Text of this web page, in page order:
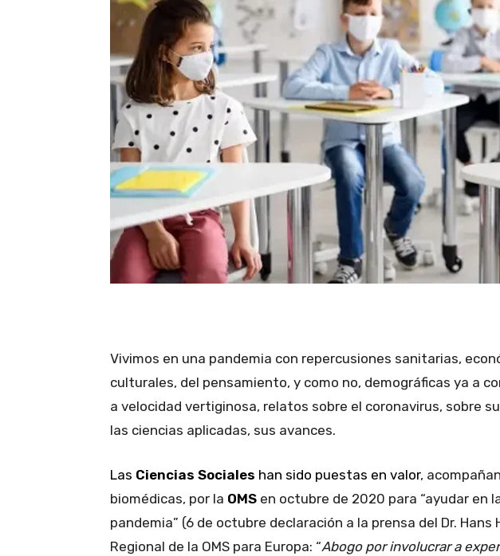
Vivimos en una pandemia con repercusiones sanitarias,
culturales, del pensamiento, y como no, demográficas ya a
a velocidad vertiginosa, relatos sobre el coronavirus, sobre
las ciencias aplicadas, sus avances.
Las Ciencias Sociales han sido puestas en valor,
biomédicas, por la OMS en octubre de 2020 para “ayudar en
pandemia” (6 de octubre declaración a la prensa del Dr. Hans
Regional de la OMS para Europa: “Abogo por involucrar a